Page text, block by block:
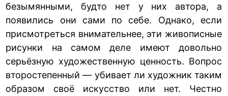
безымянными, будто нет у них автора, а
появились они сами по себе. Однако, если
присмотреться внимательнее, эти живописные
рисунки на самом деле имеют довольно
серьёзную художественную ценность. Вопрос
второстепенный — убивает ли художник таким
образом своё искусство или нет. Честно